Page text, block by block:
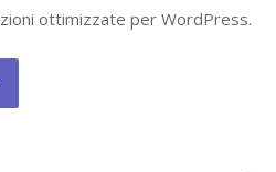
ottimizzate per WordPress.